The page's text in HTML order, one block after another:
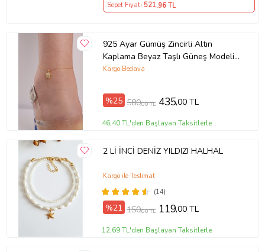
Sepet Fiyatı 521,96 TL
925 Ayar Gümüş Zincirli Altın
Kaplama Beyaz Taşlı Güneş Modeli
Halhal
Kargo Bedava
%25 580,00 TL 435,00 TL
46,40 TL'den Başlayan Taksitlerle
2 Lİ İNCİ DENİZ YILDIZI HALHAL
(14)
Kargo ile Teslimat
%21 150,00 TL 119,00 TL
12,69 TL'den Başlayan Taksitlerle